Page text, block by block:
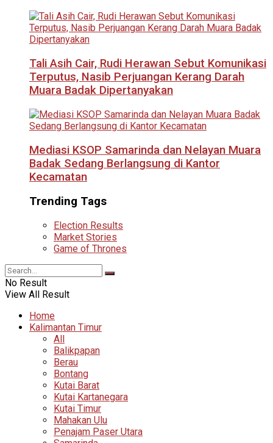
Tali Asih Cair, Rudi Herawan Sebut Komunikasi
Terputus, Nasib Perjuangan Kerang Darah
Muara Badak Dipertanyakan
Mediasi KSOP Samarinda dan Nelayan Muara
Badak Sedang Berlangsung di Kantor
Kecamatan
Trending Tags
Election Results
Market Stories
Game of Thrones
No Result
View All Result
Home
Kalimantan Timur
All
Balikpapan
Berau
Bontang
Kutai Barat
Kutai Kartanegara
Kutai Timur
Mahakan Ulu
Penajam Paser Utara